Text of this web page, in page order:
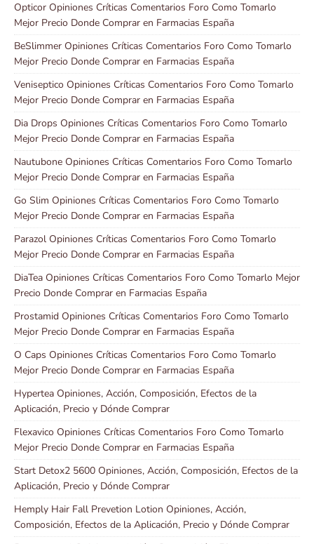
Opticor Opiniones Críticas Comentarios Foro Como Tomarlo
Mejor Precio Donde Comprar en Farmacias España
BeSlimmer Opiniones Críticas Comentarios Foro Como Tomarlo
Mejor Precio Donde Comprar en Farmacias España
Veniseptico Opiniones Críticas Comentarios Foro Como Tomarlo
Mejor Precio Donde Comprar en Farmacias España
Dia Drops Opiniones Críticas Comentarios Foro Como Tomarlo
Mejor Precio Donde Comprar en Farmacias España
Nautubone Opiniones Críticas Comentarios Foro Como Tomarlo
Mejor Precio Donde Comprar en Farmacias España
Go Slim Opiniones Críticas Comentarios Foro Como Tomarlo
Mejor Precio Donde Comprar en Farmacias España
Parazol Opiniones Críticas Comentarios Foro Como Tomarlo
Mejor Precio Donde Comprar en Farmacias España
DiaTea Opiniones Críticas Comentarios Foro Como Tomarlo Mejor
Precio Donde Comprar en Farmacias España
Prostamid Opiniones Críticas Comentarios Foro Como Tomarlo
Mejor Precio Donde Comprar en Farmacias España
O Caps Opiniones Críticas Comentarios Foro Como Tomarlo
Mejor Precio Donde Comprar en Farmacias España
Hypertea Opiniones, Acción, Composición, Efectos de la
Aplicación, Precio y Dónde Comprar
Flexavico Opiniones Críticas Comentarios Foro Como Tomarlo
Mejor Precio Donde Comprar en Farmacias España
Start Detox2 5600 Opiniones, Acción, Composición, Efectos de la
Aplicación, Precio y Dónde Comprar
Hemply Hair Fall Prevetion Lotion Opiniones, Acción,
Composición, Efectos de la Aplicación, Precio y Dónde Comprar